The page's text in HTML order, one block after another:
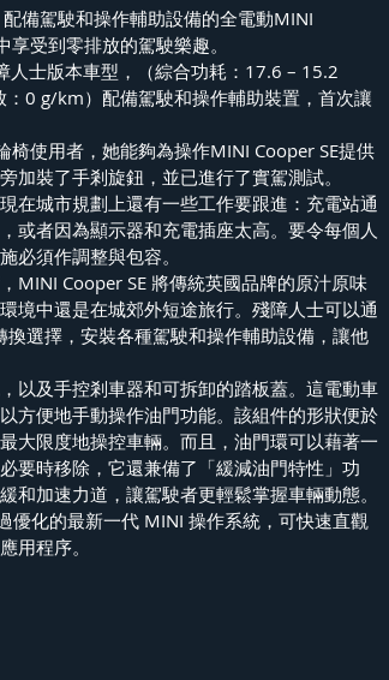
備駕駛和操作輔助設備的全電動MINI
受到零排放的駕駛樂趣。
人士版本車型，（綜合功耗：17.6 – 15.2
0 g/km）配備駕駛和操作輔助裝置，首次讓
使用者，她能夠為操作MINI Cooper SE提供
加裝了手剎旋鈕，並已進行了實駕測試。
在城市規劃上還有一些工作要跟進：充電站通
或者因為顯示器和充電插座太高。要令每個人
必須作調整與包容。
MINI Cooper SE 將傳統英國品牌的原汁原味
中還是在城郊外短途旅行。殘障人士可以通
選擇，安裝各種駕駛和操作輔助設備，讓他
以及手控剎車器和可拆卸的踏板蓋。這電動車
方便地手動操作油門功能。該組件的形狀便於
大限度地操控車輛。而且，油門環可以藉著一
要時移除，它還兼備了「緩減油門特性」功
加速力道，讓駕駛者更輕鬆掌握車輛動態。
優化的最新一代 MINI 操作系統，可快速直觀
用程序。